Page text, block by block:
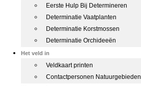
Eerste Hulp Bij Determineren
Determinatie Vaatplanten
Determinatie Korstmossen
Determinatie Orchideeën
Het veld in
Veldkaart printen
Contactpersonen Natuurgebieden